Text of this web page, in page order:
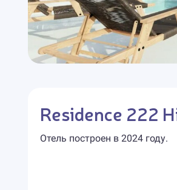
Residence 222
Отель построен в 2024 году.